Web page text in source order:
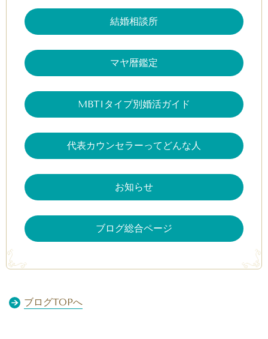
結婚相談所
マヤ暦鑑定
MBTIタイプ別婚活ガイド
代表カウンセラーってどんな人
お知らせ
ブログ総合ページ
ブログTOPへ